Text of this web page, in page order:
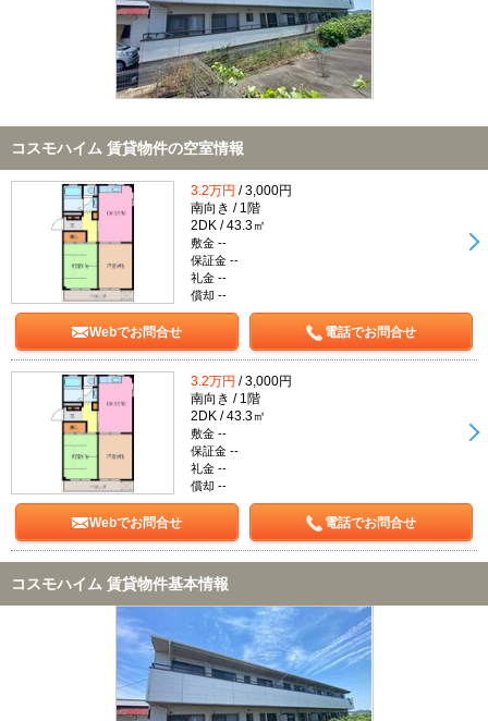
TOP
コスモハイム 賃貸物件の空室情報
3.2万円 / 3,000円
南向き / 1階
2DK / 43.3㎡
敷金 --
保証金 --
礼金 --
償却 --
Webでお問合せ 電話でお問合せ
3.2万円 / 3,000円
南向き / 1階
2DK / 43.3㎡
敷金 --
保証金 --
礼金 --
償却 --
Webでお問合せ 電話でお問合せ
コスモハイム 賃貸物件基本情報